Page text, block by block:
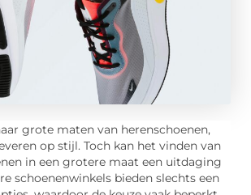
grote maten van herenschoenen,
op stijl. Toch kan het vinden van
in een grotere maat een uitdaging
schoenenwinkels bieden slechts een